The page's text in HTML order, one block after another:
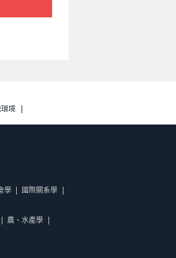
境
學 國際關系學
農、水產學